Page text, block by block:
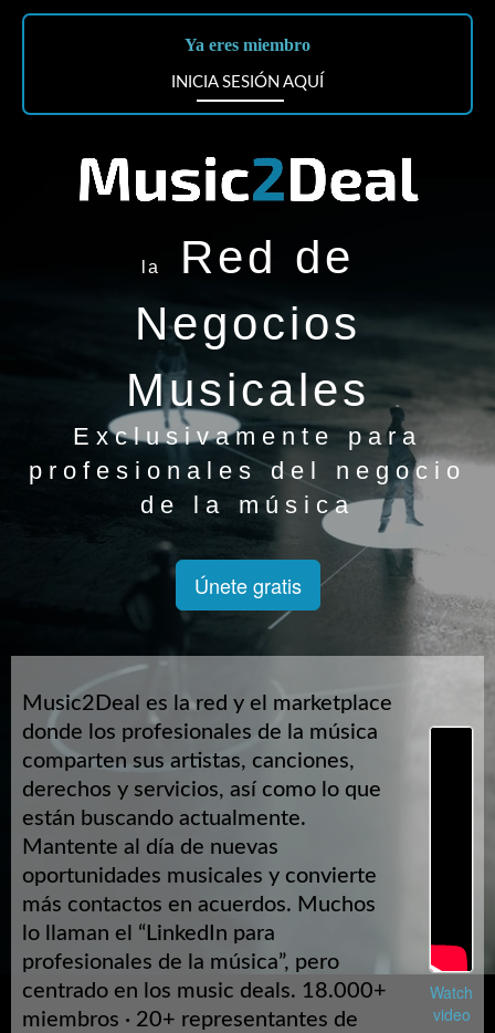
Ya eres miembro
INICIA SESIÓN AQUÍ
la
Red de
Negocios
Musicales
Exclusivamente para
profesionales del negocio
de la música
Únete gratis
Music2Deal es la red y el marketplace
donde los profesionales de la música
comparten sus artistas, canciones,
derechos y servicios, así como lo que
están buscando actualmente.
Mantente al día de nuevas
oportunidades musicales y convierte
más contactos en acuerdos. Muchos
lo llaman el “LinkedIn para
profesionales de la música”, pero
centrado en los music deals. 18.000+
miembros · 20+ representantes de
Watch
video